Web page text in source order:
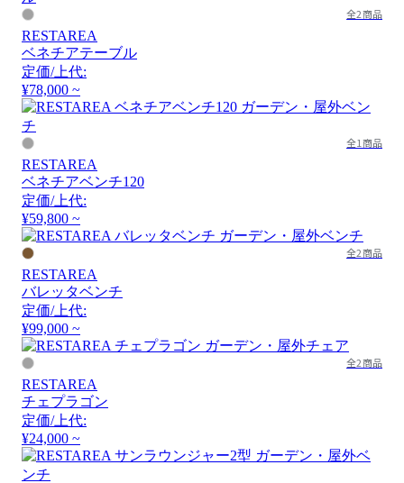
全2商品
RESTAREA
ベネチアテーブル
定価/上代:
¥78,000 ~
全1商品
RESTAREA
ベネチアベンチ120
定価/上代:
¥59,800 ~
全2商品
RESTAREA
バレッタベンチ
定価/上代:
¥99,000 ~
全2商品
RESTAREA
チェプラゴン
定価/上代:
¥24,000 ~